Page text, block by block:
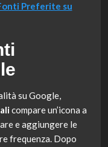
Preferite su
su Google,
compare un’icona a
e aggiungere le
frequenza. Dopo